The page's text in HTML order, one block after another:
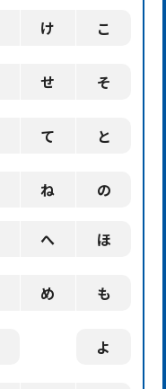
け こ
せ そ
て と
ね の
へ ほ
め も
よ